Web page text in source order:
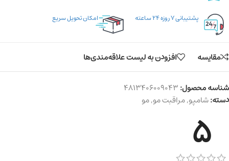
پشتیبانی ۷ روزه ۲۴ ساعته امکان تحویل سریع
مقایسه افزودن به لیست علاقه‌مندی‌ها
شناسه محصول:4813406009043
دسته:شامپو,مراقبت مو,مو
5